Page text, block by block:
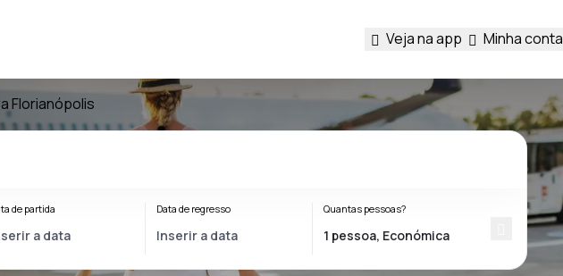
Veja na app Minha conta
Florianópolis
de partida Data de regresso Quantas pessoas?